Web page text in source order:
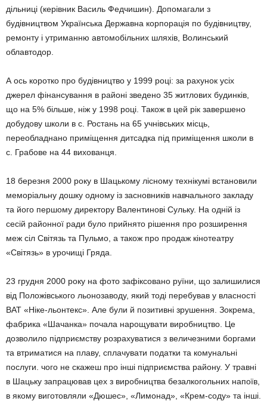
дільниці (керівник Василь Федчишин). Допомагали з
будівництвом Українська Державна кор­порація по будівництву,
ремонту і утриманню автомобільних шля­хів, Волинський
облавтодор.
А ось коротко про будівництво у 1999 році: за рахунок усіх
джерел фінансування в районі зведено 35 житлових будинків,
що на 5% більше, ніж у 1998 році. Також в цей рік завершено
добудову школи в с. Ростань на 65 учнівських місць,
переобладнано приміщення дитсадка під приміщення школи в
с. Грабове на 44 вихованця.
18 березня 2000 року в Шацькому лісному технікумі встановили
меморіальну дошку одному із засновників навчального закладу
та його першому директору Валентинові Сульку. На одній із
сесій районної ради було прийнято рішення про розширення
меж сіл Світязь та Пульмо, а також про продаж кінотеатру
«Світязь» в урочищі Гряда.
23 грудня 2000 року на фото зафіксовано руїни, що залишилися
від Положівського льонозаводу, який тоді перебував у власності
ВАТ «Ніке-льонтекс». Але були й позитивні зрушення. Зокрема,
фабрика «Шачанка» почала нарощувати виробництво. Це
дозволило під­при­ємству розрахуватися з величезними боргами
та втриматися на плаву, сплачувати податки та комунальні
послуги. чого не скажеш про інші підприємства району. У травні
в Шацьку запрацював цех з виробництва безалкогольних напоїв,
в якому виготовляли «Дюшес», «Лимонад», «Крем-соду» та інші.